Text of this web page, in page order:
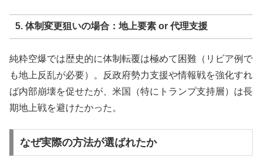
5. 体制変更狙いの場合：地上要素 or 代理支援
純粋空爆では歴史的に体制転覆は極めて困難（リビア例で
も地上反乱が必要）。反政府勢力支援や情報戦を強化すれ
ば内部崩壊を促せたが、米国（特にトランプ支持層）は長
期地上戦を避けたかった。
なぜ実際の方法が選ばれたか